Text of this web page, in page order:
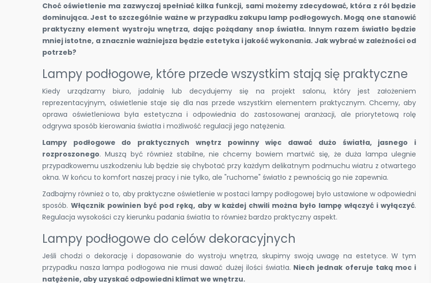
Choć oświetlenie ma zazwyczaj spełniać kilka funkcji, sami możemy zdecydować, która z ról będzie
dominująca. Jest to szczególnie ważne w przypadku zakupu lamp podłogowych. Mogą one stanowić
praktyczny element wystroju wnętrza, dając pożądany snop światła. Innym razem światło będzie
mniej istotne, a znacznie ważniejsza będzie estetyka i jakość wykonania. Jak wybrać w zależności od
potrzeb?
Lampy podłogowe, które przede wszystkim stają się praktyczne
Kiedy urządzamy biuro, jadalnię lub decydujemy się na projekt salonu, który jest założeniem
reprezentacyjnym, oświetlenie staje się dla nas przede wszystkim elementem praktycznym. Chcemy, aby
oprawa oświetleniowa była estetyczna i odpowiednia do zastosowanej aranżacji, ale priorytetową rolę
odgrywa sposób kierowania światła i możliwość regulacji jego natężenia.
Lampy podłogowe do praktycznych wnętrz powinny więc dawać dużo światła, jasnego i
rozproszonego. Muszą być również stabilne, nie chcemy bowiem martwić się, że duża lampa ulegnie
przypadkowemu uszkodzeniu lub będzie się chybotać przy każdym delikatnym podmuchu wiatru z otwartego
okna. W końcu to komfort naszej pracy i nie tylko, ale "ruchome" światło z pewnością go nie zapewnia.
Zadbajmy również o to, aby praktyczne oświetlenie w postaci lampy podłogowej było ustawione w odpowiedni
sposób. Włącznik powinien być pod ręką, aby w każdej chwili można było lampę włączyć i wyłączyć.
Regulacja wysokości czy kierunku padania światła to również bardzo praktyczny aspekt.
Lampy podłogowe do celów dekoracyjnych
Jeśli chodzi o dekorację i dopasowanie do wystroju wnętrza, skupimy swoją uwagę na estetyce. W tym
przypadku nasza lampa podłogowa nie musi dawać dużej ilości światła. Niech jednak oferuje taką moc i
natężenie, aby uzyskać odpowiedni klimat we wnętrzu.